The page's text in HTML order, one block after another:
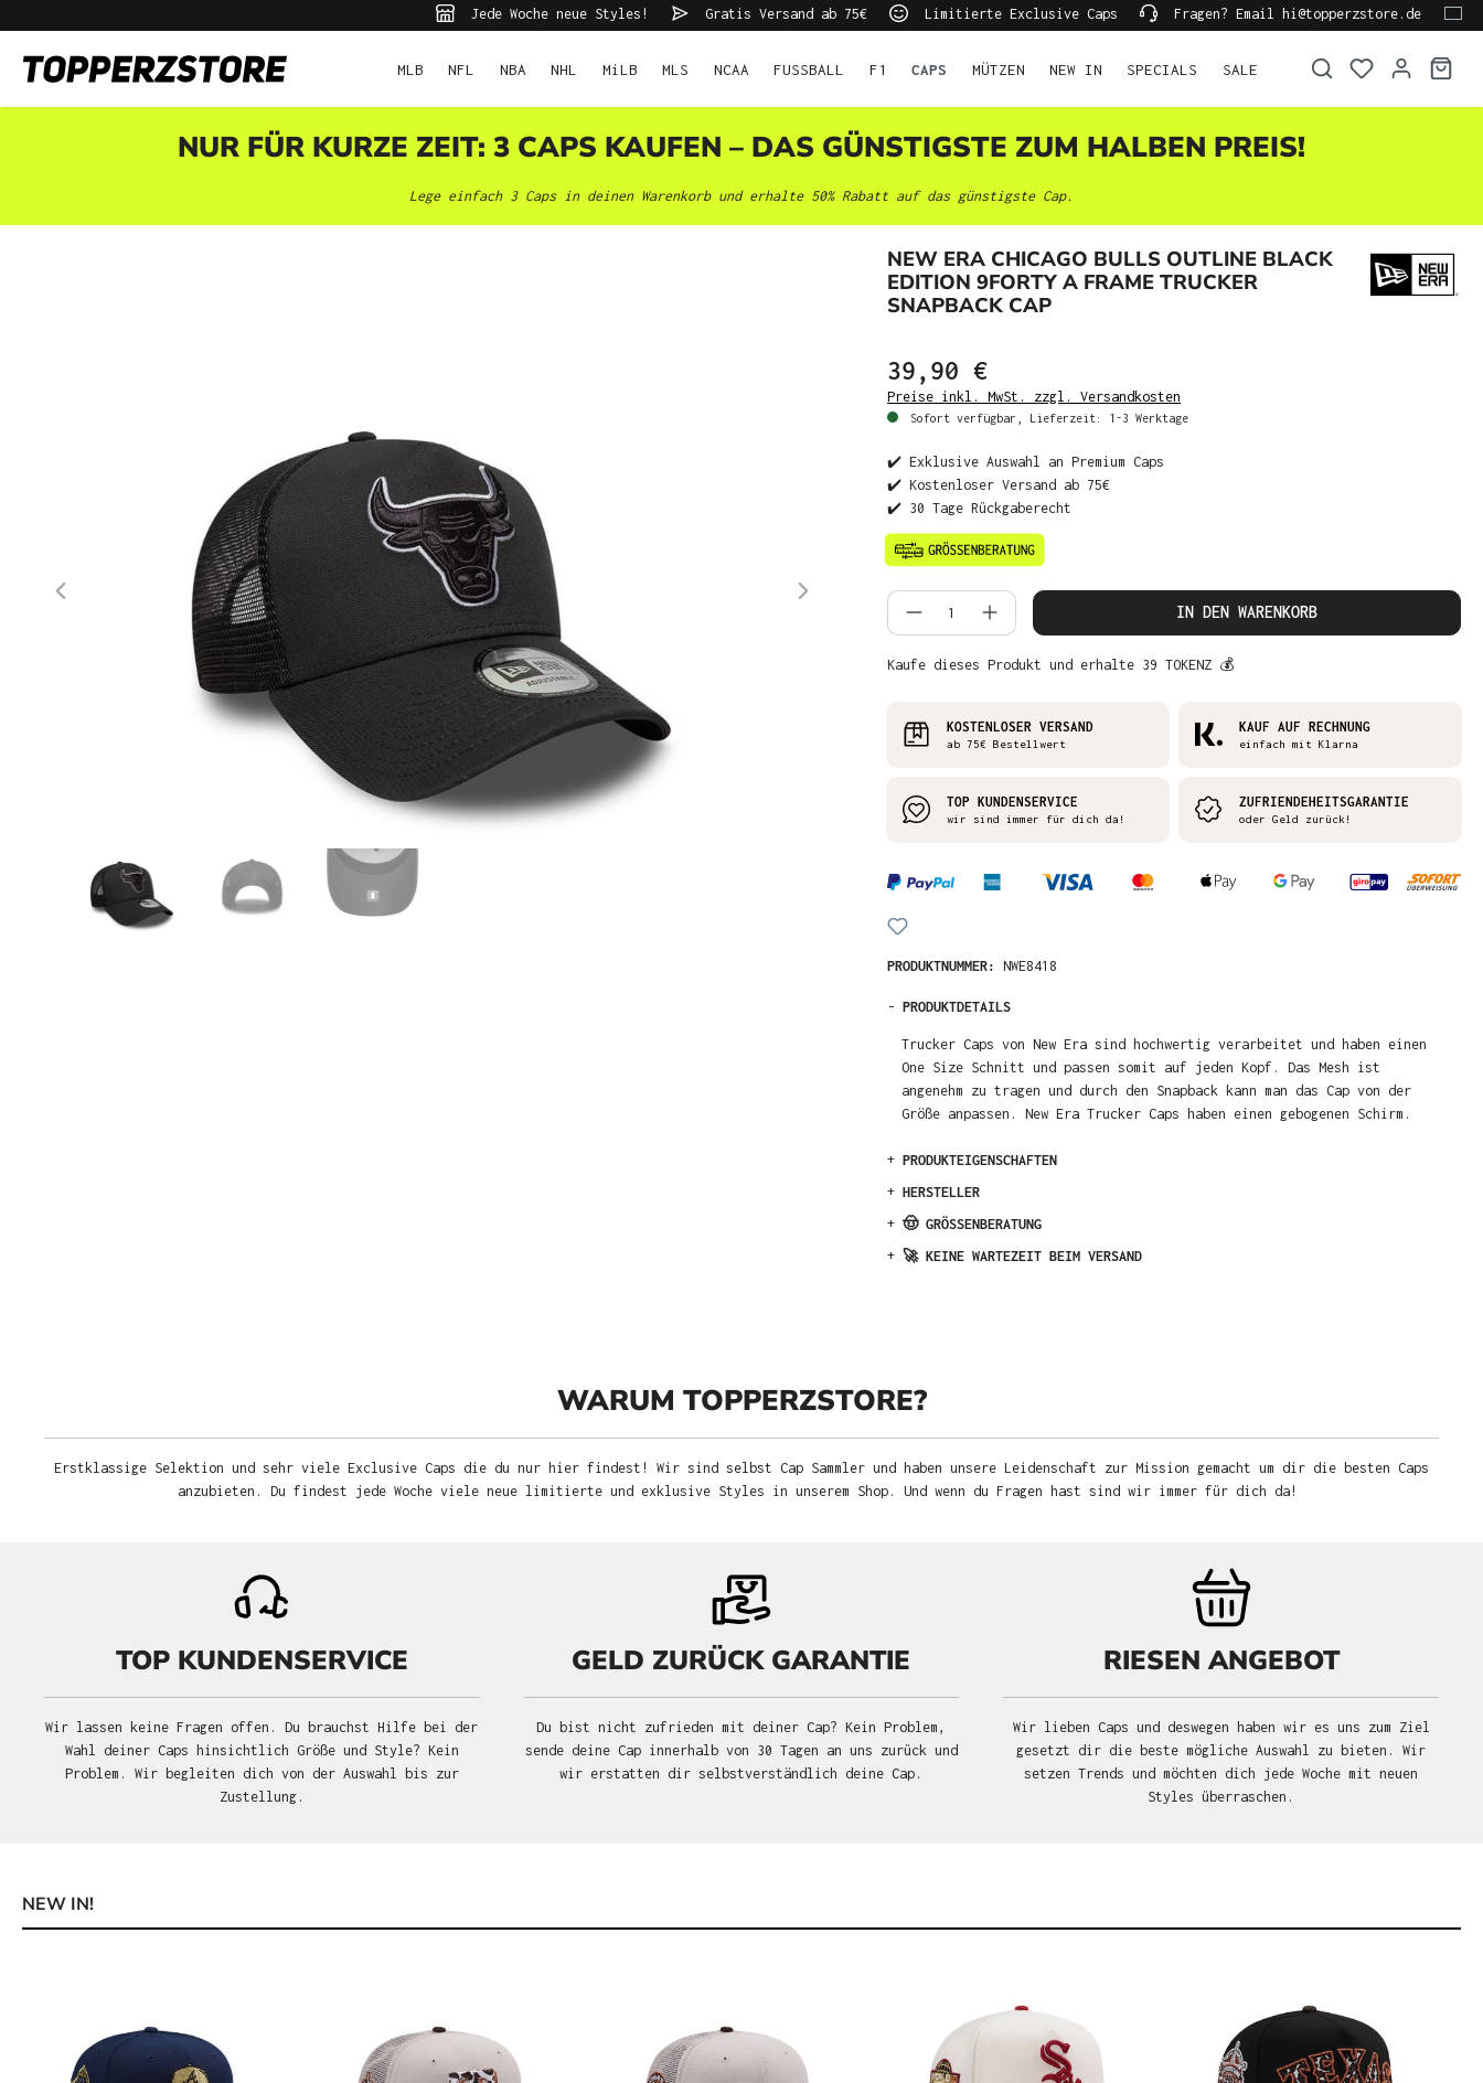
Jede Woche neue Styles! Gratis Versand ab 75€ Limitierte Exclusive Caps Fragen? Email hi@topperzstore.de
MLB NFL NBA NHL MiLB MLS NCAA FUSSBALL F1 CAPS MÜTZEN NEW IN SPECIALS SALE
NUR FÜR KURZE ZEIT: 3 CAPS KAUFEN – DAS GÜNSTIGSTE ZUM HALBEN PREIS!
Lege einfach 3 Caps in deinen Warenkorb und erhalte 50% Rabatt auf das günstigste Cap.
NEW ERA CHICAGO BULLS OUTLINE BLACK
EDITION 9FORTY A FRAME TRUCKER
SNAPBACK CAP
39,90 €
Preise inkl. MwSt. zzgl. Versandkosten
Sofort verfügbar, Lieferzeit: 1-3 Werktage
✔️ Exklusive Auswahl an Premium Caps
✔️ Kostenloser Versand ab 75€
✔️ 30 Tage Rückgaberecht
Produkt Anzahl: Gib den gewünschten Wert
IN DEN WARENKORB
Kaufe dieses Produkt und erhalte 39 TOKENZ 💰
KOSTENLOSER VERSAND
ab 75€ Bestellwert
KAUF AUF RECHNUNG
einfach mit Klarna
TOP KUNDENSERVICE
wir sind immer für dich da!
ZUFRIENDEHEITSGARANTIE
oder Geld zurück!
PRODUKTNUMMER: NWE8418
- PRODUKTDETAILS
Trucker Caps von New Era sind hochwertig verarbeitet und haben einen
One Size Schnitt und passen somit auf jeden Kopf. Das Mesh ist
angenehm zu tragen und durch den Snapback kann man das Cap von der
Größe anpassen. New Era Trucker Caps haben einen gebogenen Schirm.
+ PRODUKTEIGENSCHAFTEN
+ HERSTELLER
+ 🤠 GRÖSSENBERATUNG
+ 🚀 KEINE WARTEZEIT BEIM VERSAND
WARUM TOPPERZSTORE?
Erstklassige Selektion und sehr viele Exclusive Caps die du nur hier findest! Wir sind selbst Cap Sammler und haben unsere Leidenschaft zur Mission gemacht um dir die besten Caps
anzubieten. Du findest jede Woche viele neue limitierte und exklusive Styles in unserem Shop. Und wenn du Fragen hast sind wir immer für dich da!
TOP KUNDENSERVICE
Wir lassen keine Fragen offen. Du brauchst Hilfe bei der
Wahl deiner Caps hinsichtlich Größe und Style? Kein
Problem. Wir begleiten dich von der Auswahl bis zur
Zustellung.
GELD ZURÜCK GARANTIE
Du bist nicht zufrieden mit deiner Cap? Kein Problem,
sende deine Cap innerhalb von 30 Tagen an uns zurück und
wir erstatten dir selbstverständlich deine Cap.
RIESEN ANGEBOT
Wir lieben Caps und deswegen haben wir es uns zum Ziel
gesetzt dir die beste mögliche Auswahl zu bieten. Wir
setzen Trends und möchten dich jede Woche mit neuen
Styles überraschen.
NEW IN!